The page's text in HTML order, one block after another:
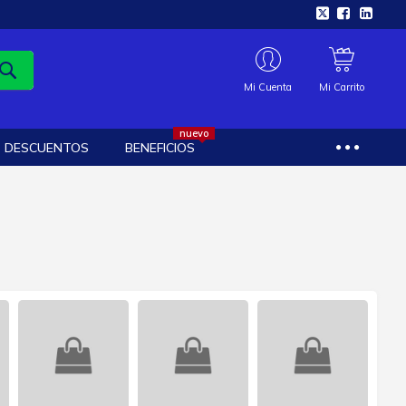
Mi Cuenta Mi Carrito
DESCUENTOS BENEFICIOS
nuevo